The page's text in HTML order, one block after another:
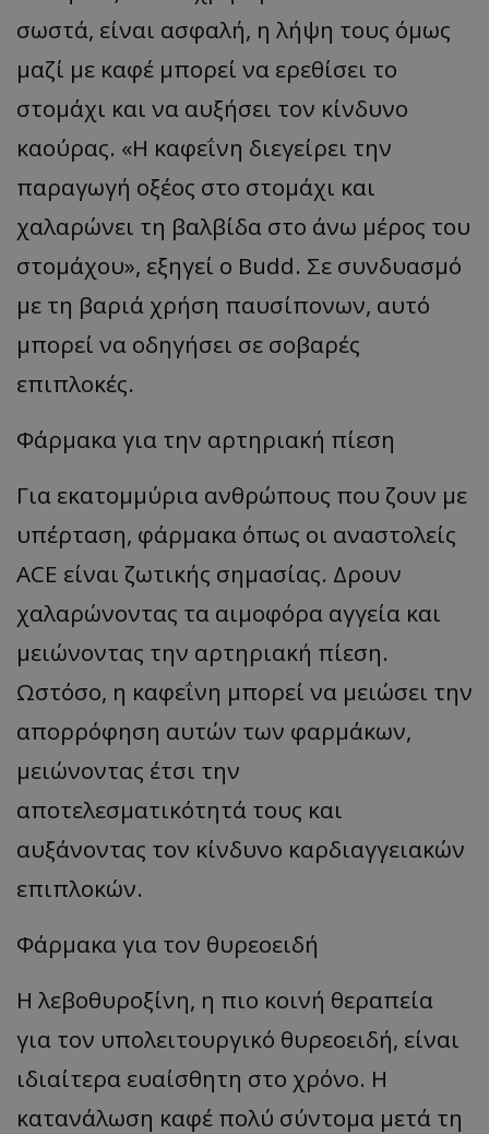
σωστά, είναι ασφαλή, η λήψη τους όμως
μαζί με καφέ μπορεί να ερεθίσει το
στομάχι και να αυξήσει τον κίνδυνο
καούρας. «Η καφεΐνη διεγείρει την
παραγωγή οξέος στο στομάχι και
χαλαρώνει τη βαλβίδα στο άνω μέρος του
στομάχου», εξηγεί ο Budd. Σε συνδυασμό
με τη βαριά χρήση παυσίπονων, αυτό
μπορεί να οδηγήσει σε σοβαρές
επιπλοκές.
Φάρμακα για την αρτηριακή πίεση
Για εκατομμύρια ανθρώπους που ζουν με
υπέρταση, φάρμακα όπως οι αναστολείς
ACE είναι ζωτικής σημασίας. Δρουν
χαλαρώνοντας τα αιμοφόρα αγγεία και
μειώνοντας την αρτηριακή πίεση.
Ωστόσο, η καφεΐνη μπορεί να μειώσει την
απορρόφηση αυτών των φαρμάκων,
μειώνοντας έτσι την
αποτελεσματικότητά τους και
αυξάνοντας τον κίνδυνο καρδιαγγειακών
επιπλοκών.
Φάρμακα για τον θυρεοειδή
Η λεβοθυροξίνη, η πιο κοινή θεραπεία
για τον υπολειτουργικό θυρεοειδή, είναι
ιδιαίτερα ευαίσθητη στο χρόνο. Η
κατανάλωση καφέ πολύ σύντομα μετά τη